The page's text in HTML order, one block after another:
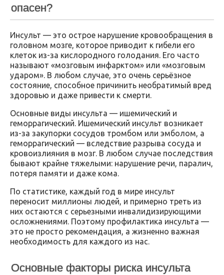
опасен?
Инсульт — это острое нарушение кровообращения в
головном мозге, которое приводит к гибели его
клеток из-за кислородного голодания. Его часто
называют «мозговым инфарктом» или «мозговым
ударом». В любом случае, это очень серьёзное
состояние, способное причинить необратимый вред
здоровью и даже привести к смерти.
Основные виды инсульта — ишемический и
геморрагический. Ишемический инсульт возникает
из-за закупорки сосудов тромбом или эмболом, а
геморрагический — вследствие разрыва сосуда и
кровоизлияния в мозг. В любом случае последствия
бывают крайне тяжелыми: нарушение речи, паралич,
потеря памяти и даже кома.
По статистике, каждый год в мире инсульт
переносит миллионы людей, и примерно треть из
них остаются с серьезными инвалидизирующими
осложнениями. Поэтому профилактика инсульта —
это не просто рекомендация, а жизненно важная
необходимость для каждого из нас.
Основные факторы риска инсульта